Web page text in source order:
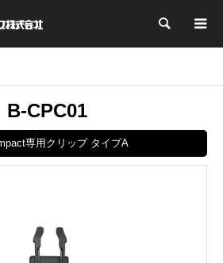
検索
B-CPC01
専用クリップ タイプA